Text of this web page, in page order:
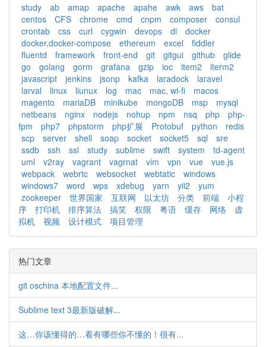
study ab amap apache apahe awk aws
bat
centos
CFS chrome cmd cnpm composer
consul
crontab
css curl cygwin devops di
docker
docker,docker-compose
ethereum excel
fiddler
fluentd
framework front-end git gitgui github
glide
go
golang gorm grafana gzip ioc item2
iterm2
javascript
jenkins jsonp kafka laradock
laravel
larval
linux liunux log mac mac, wi-fi
macos
magento
mariaDB minikube mongoDB msp
mysql
netbeans
nginx nodejs nohup npm nsq php
php-
fpm
php7 phpstorm php扩展 Protobuf python
redis
scp
server shell soap socket socket5 sql
sre
ssdb
ssh ssl study sublime swift system
td-agent
uml
v2ray vagrant vagrnat vim vpn vue
vue.js
webpack
webrtc websocket webtatic
windows
windows7
word wps xdebug yarn yii2
yum
zookeeper
世界国家 互联网 以太坊 分类 前端
小程
序
打印机 排序算法 搞笑 权限 粤语 缓存 网络
虚
拟机
视频 设计模式 项目管理
热门文章
git oschina 本地配置文件...
Sublime text 3最新版破解...
这…你该懂得的…看有哪些你不懂的！很有...